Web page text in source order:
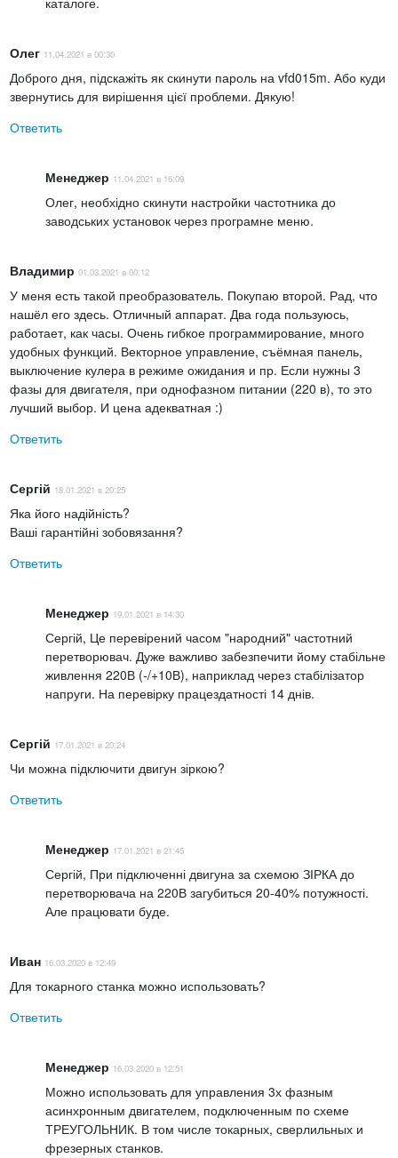
Олег 11.04.2021 в 00:30
Доброго дня, підскажіть як скинути пароль на vfd015m. Або куди
звернутись для вирішення цієї проблеми. Дякую!
Ответить
Менеджер 11.04.2021 в 16:09
Олег, необхідно скинути настройки частотника до
заводських установок через програмне меню.
Владимир 01.03.2021 в 00:12
У меня есть такой преобразователь. Покупаю второй. Рад, что
нашёл его здесь. Отличный аппарат. Два года пользуюсь,
работает, как часы. Очень гибкое программирование, много
удобных функций. Векторное управление, съёмная панель,
выключение кулера в режиме ожидания и пр. Если нужны 3
фазы для двигателя, при однофазном питании (220 в), то это
лучший выбор. И цена адекватная :)
Ответить
Сергій 18.01.2021 в 20:25
Яка його надійність?
Ваші гарантійні зобовязання?
Ответить
Менеджер 19.01.2021 в 14:30
Сергій, Це перевірений часом "народний" частотний
перетворювач. Дуже важливо забезпечити йому стабільне
живлення 220В (-/+10В), наприклад через стабілізатор
напруги. На перевірку працездатності 14 днів.
Сергій 17.01.2021 в 20:24
Чи можна підключити двигун зіркою?
Ответить
Менеджер 17.01.2021 в 21:45
Сергій, При підключенні двигуна за схемою ЗІРКА до
перетворювача на 220В загубиться 20-40% потужності.
Але працювати буде.
Иван 16.03.2020 в 12:49
Для токарного станка можно использовать?
Ответить
Менеджер 16.03.2020 в 12:51
Можно использовать для управления 3х фазным
асинхронным двигателем, подключенным по схеме
ТРЕУГОЛЬНИК. В том числе токарных, сверлильных и
фрезерных станков.